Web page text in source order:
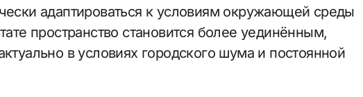
адаптироваться к условиям окружающей среды
пространство становится более уединённым,
в условиях городского шума и постоянной